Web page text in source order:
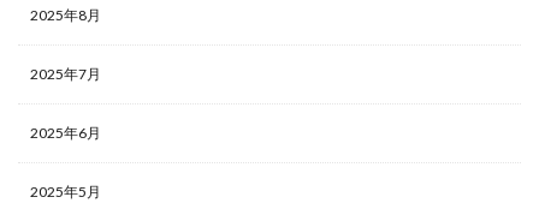
2025年8月
2025年7月
2025年6月
2025年5月